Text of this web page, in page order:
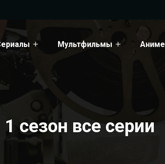
Мультфильмы Аниме
сезон все серии